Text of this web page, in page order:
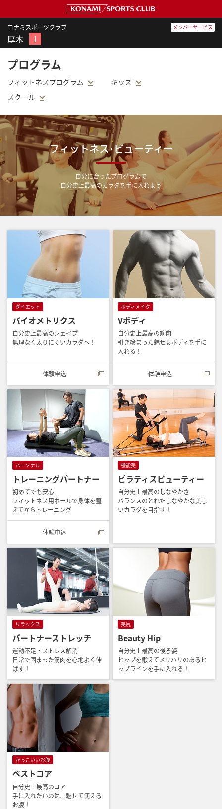
コナミスポーツクラブ
厚木 Ⅰ
メンバーサービス
プログラム
フィットネスプログラム
キッズ
スクール
フィットネス･ビューティー
自分に合ったプログラムで
自分史上最高のカラダを手に入れよう
ダイエット
バイオメトリクス
自分史上最高のシェイプ
無理なく太りにくいカラダへ！
体験申込
ボディメイク
Vボディ
自分史上最高の筋肉
引き締まった魅せるボディを手に
入れる！
体験申込
パーソナル
トレーニングパートナー
初めてでも安心
フィットネス用ポールで身体を整
えてからトレーニング
体験申込
機能美
ピラティスビューティー
自分史上最高のしなやかさ
バランスのとれたしなやかな美し
いカラダを目指す！
リラックス
パートナーストレッチ
運動不足・ストレス解消
日常で固まった筋肉を心地よく伸
ばす！
美尻
Beauty Hip
自分史上最高の後ろ姿
ヒップを鍛えてメリハリのあるヒ
ップラインを手に入れる！
かっこいいお腹
ベストコア
自分史上最高のコア
手に入れたいのは、魅せて使える
お腹！